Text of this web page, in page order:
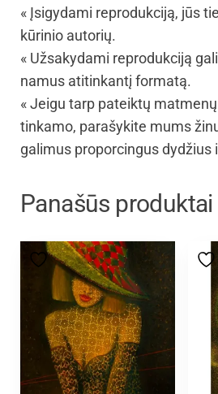
« Įsigydami reprodukciją, jūs
kūrinio autorių.
« Užsakydami reprodukciją
namus atitinkantį formatą.
« Jeigu tarp pateiktų
tinkamo, parašykite mums
galimus proporcingus dydžius
Panašūs produktai